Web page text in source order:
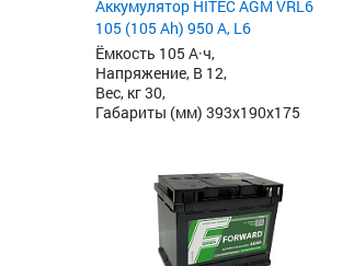
Аккумулятор HITEC AGM VRL6
105 (105 Ah) 950 А, L6
Ёмкость 105 А·ч,
Напряжение, В 12,
Вес, кг 30,
Габариты (мм) 393x190x175